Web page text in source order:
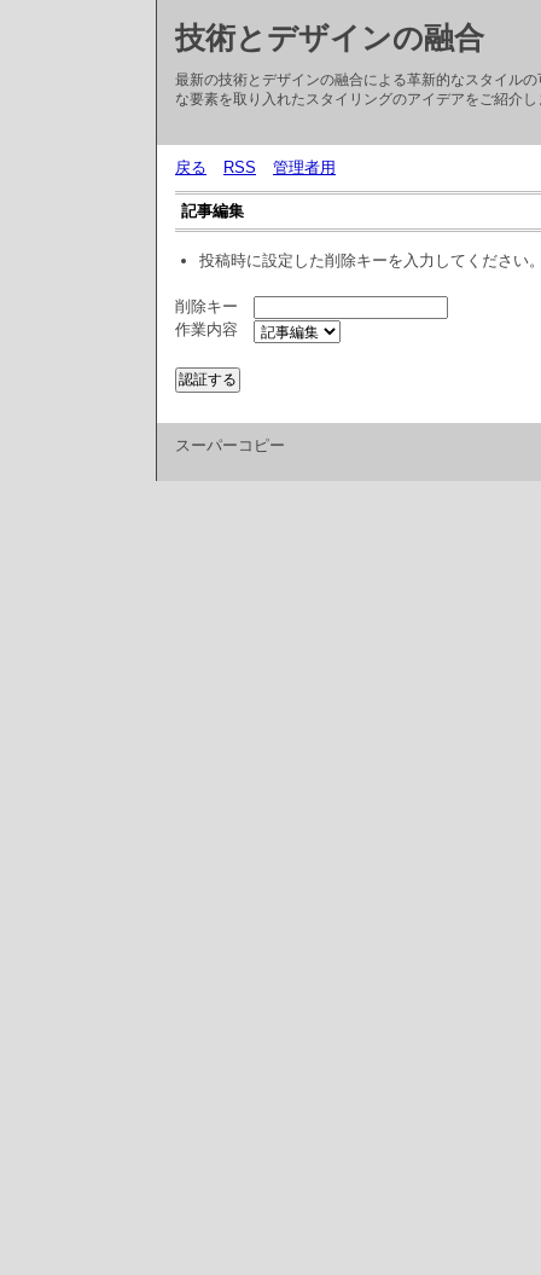
技術とデザインの融合
最新の技術とデザインの融合による革新的なスタイル
な要素を取り入れたスタイリングのアイデアをご紹介し
戻る RSS 管理者用
記事編集
投稿時に設定した削除キーを入力してください
削除キー
作業内容
スーパーコピー